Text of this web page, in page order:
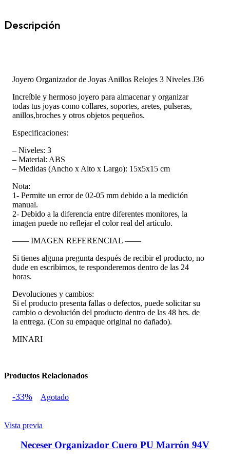
Descripción
Joyero Organizador de Joyas Anillos Relojes 3 Niveles J36
Increíble y hermoso joyero para almacenar y organizar
todas tus joyas como collares, soportes, aretes, pulseras,
anillos,broches y otros objetos pequeños.
Especificaciones:
– Niveles: 3
– Material: ABS
– Medidas (Ancho x Alto x Largo): 15x5x15 cm
Nota:
1- Permite un error de 02-05 mm debido a la medición
manual.
2- Debido a la diferencia entre diferentes monitores, la
imagen puede no reflejar el color real del artículo.
—— IMAGEN REFERENCIAL ——
Si tienes alguna pregunta después de recibir el producto, no
dude en escribirnos, te responderemos dentro de las 24
horas.
Devoluciones y cambios:
Si el producto presenta fallas o defectos, puede solicitar su
cambio o devolución del producto dentro de las 48 hrs. de
la entrega. (Con su empaque original no dañado).
MINARI
Productos Relacionados
-33% Agotado
Vista previa
Neceser Organizador Cuero PU Marrón 94V